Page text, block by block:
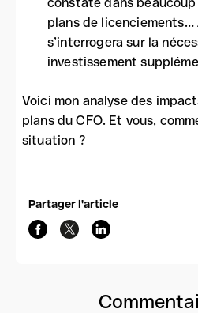
plans de licenciements…
s’interrogera sur la
investissement
Voici mon analyse des
plans du CFO. Et vous,
situation ?
Partager l'article